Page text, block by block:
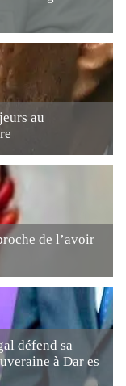
au
de l’avoir
défend sa
à Dar es